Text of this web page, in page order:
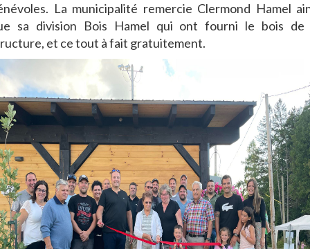
La municipalité remercie Clermond Hamel
sa division Bois Hamel qui ont fourni le bois de
et ce tout à fait gratuitement.